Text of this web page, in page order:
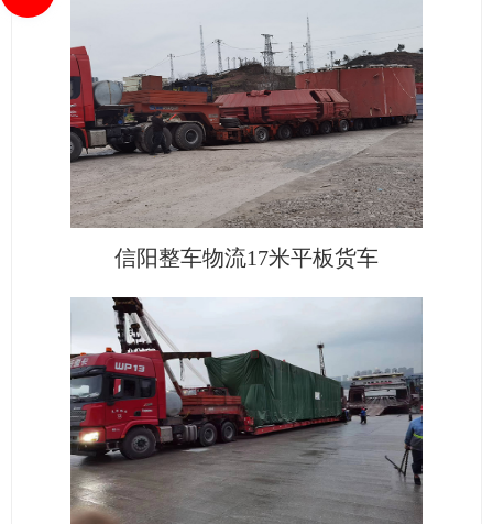
信阳整车物流17米平板货车